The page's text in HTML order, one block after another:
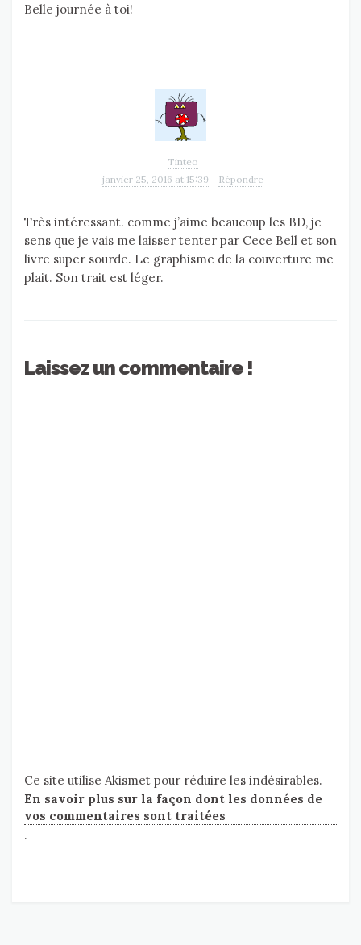
Belle journée à toi!
Tinteo
janvier 25, 2016 at 15:39
Répondre
Très intéressant. comme j’aime beaucoup les BD, je
sens que je vais me laisser tenter par Cece Bell et son
livre super sourde. Le graphisme de la couverture me
plait. Son trait est léger.
Laissez un commentaire !
Ce site utilise Akismet pour réduire les indésirables.
En savoir plus sur la façon dont les données de
vos commentaires sont traitées
.